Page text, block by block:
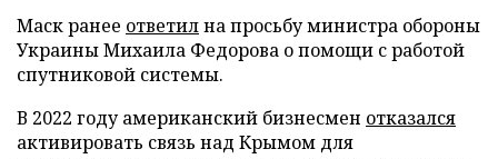
Маск ранее ответилна просьбу министра обороны
Украины Михаила Федорова о помощи с работой
спутниковой системы.
В 2022 году американский бизнесмен отказался
активировать связь над Крымом для